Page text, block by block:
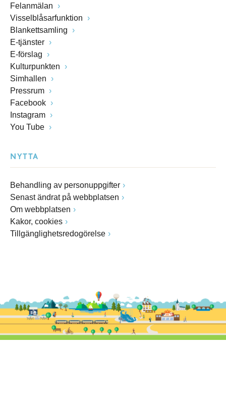
Felanmälan
Visselblåsarfunktion
Blankettsamling
E-tjänster
E-förslag
Kulturpunkten
Simhallen
Pressrum
Facebook
Instagram
You Tube
NYTTA
Behandling av personuppgifter
Senast ändrat på webbplatsen
Om webbplatsen
Kakor, cookies
Tillgänglighetsredogörelse